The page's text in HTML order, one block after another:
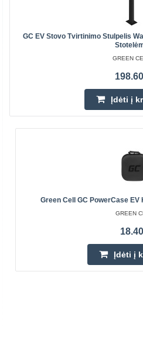
GC EV Stovo Tvirtinimo Stulpelis
GREEN
Įdėti į
Green Cell GC PowerCase
GREEN
Įdėti į